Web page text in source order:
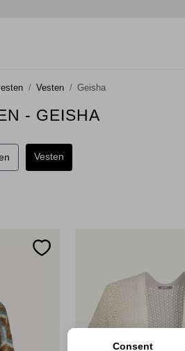
Vesten Geisha
- GEISHA
Vesten
Consent